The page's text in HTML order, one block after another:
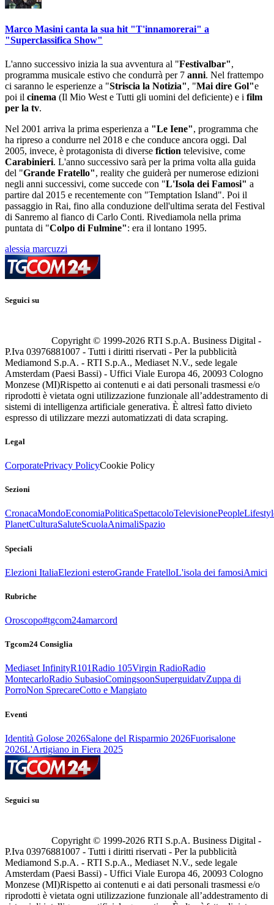
Marco Masini canta la sua hit "T'innamorerai" a
"Superclassifica Show"
L'anno successivo inizia la sua avventura al "Festivalbar",
programma musicale estivo che condurrà per 7 anni. Nel frattempo
ci saranno le esperienze a "Striscia la Notizia", "Mai dire Gol"e
poi il cinema (Il Mio West e Tutti gli uomini del deficiente) e i film
per la tv.
Nel 2001 arriva la prima esperienza a "Le Iene", programma che
ha ripreso a condurre nel 2018 e che conduce ancora oggi. Dal
2005, invece, è protagonista di diverse fiction televisive, come
Carabinieri. L'anno successivo sarà per la prima volta alla guida
del "Grande Fratello", reality che guiderà per numerose edizioni
negli anni successivi, come succede con "L'Isola deiFamosi" a
partire dal 2015 e recentemente con "Temptation Island". Poi il
passaggio in Rai, fino alla conduzione dell'ultima serata del Festival
di Sanremo al fianco di Carlo Conti. Rivediamola nella prima
puntata di "Colpo di Fulmine": era il lontano 1995.
alessia marcuzzi
Seguici su
Copyright © 1999-2026 RTI S.p.A. Business Digital -
P.Iva 03976881007 - Tutti i diritti riservati - Per la pubblicità
Mediamond S.p.A. - RTI S.p.A., Mediaset N.V., sede legale
Amsterdam (Paesi Bassi) - Uffici Viale Europa 46, 20093 Cologno
Monzese (MI)Rispetto ai contenuti e ai dati personali trasmessi e/o
riprodotti è vietata ogni utilizzazione funzionale all’addestramento di
sistemi di intelligenza artificiale generativa. È altresì fatto divieto
espresso di utilizzare mezzi automatizzati di data scraping.
Legal
CorporatePrivacy PolicyCookie Policy
Sezioni
CronacaMondoEconomiaPoliticaSpettacoloTelevisionePeople
PlanetCulturaSaluteScuolaAnimaliSpazio
Speciali
Elezioni ItaliaElezioni esteroGrande FratelloL'isola dei famosiAmici
Rubriche
Oroscopo#tgcom24amarcord
Tgcom24 Consiglia
Mediaset InfinityR101Radio 105Virgin RadioRadio
MontecarloRadio SubasioComingsoonSuperguidatvZuppa di
PorroNon SprecareCotto e Mangiato
Eventi
Identità Golose 2026Salone del Risparmio 2026Fuorisalone
2026L'Artigiano in Fiera 2025
Seguici su
Copyright © 1999-2026 RTI S.p.A. Business Digital -
P.Iva 03976881007 - Tutti i diritti riservati - Per la pubblicità
Mediamond S.p.A. - RTI S.p.A., Mediaset N.V., sede legale
Amsterdam (Paesi Bassi) - Uffici Viale Europa 46, 20093 Cologno
Monzese (MI)Rispetto ai contenuti e ai dati personali trasmessi e/o
riprodotti è vietata ogni utilizzazione funzionale all’addestramento di